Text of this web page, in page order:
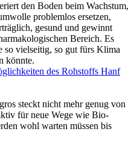
den Boden beim Wachstum,
problemlos ersetzen,
gesund und gewinnt
Bereich. Es
so vielseitig, so gut fürs Klima
könnte.
des Rohstoffs Hanf
steckt nicht mehr genug von
für neue Wege wie Bio-
wohl warten müssen bis